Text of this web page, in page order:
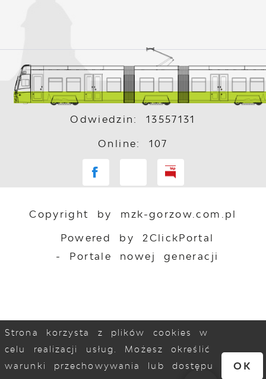
Odwiedzin: 13557131
Online: 107
Copyright by mzk-gorzow.com.pl
Powered by2ClickPortal
- Portale nowej generacji
Strona korzysta z plików cookies w
celu realizacji usług. Możesz określić
warunki przechowywania lub dostępu
OK